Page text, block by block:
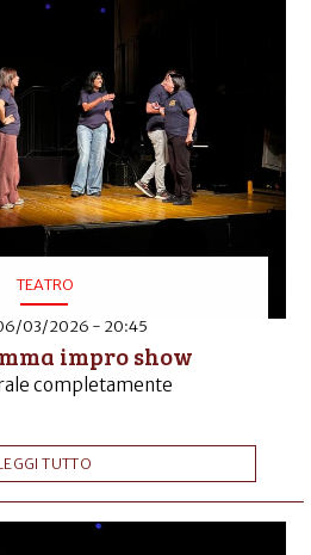
TEATRO
03/2026 - 20:45
impro show
completamente
TUTTO